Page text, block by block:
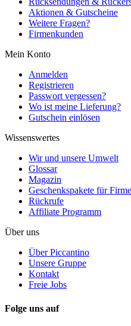
Aktionen & Gutscheine
Weitere Fragen?
Firmenkunden
Mein Konto
Anmelden
Registrieren
Passwort vergessen?
Wo ist meine Lieferung?
Gutschein einlösen
Wissenswertes
Wir und unsere Umwelt
Glossar
Magazin
Geschenkspakete für
Rückrufe
Affiliate Programm
Über uns
Über Piccantino
Unsere Gruppe
Kontakt
Freie Jobs
Folge uns auf